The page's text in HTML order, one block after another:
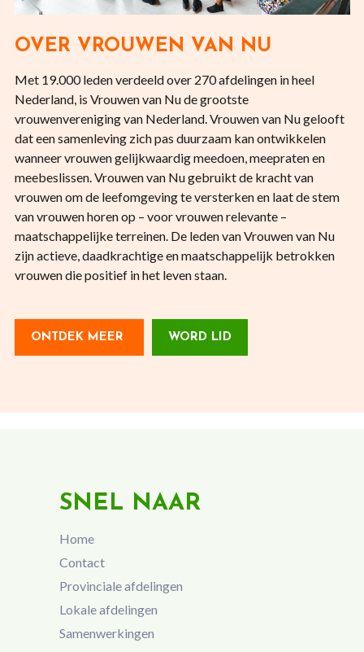
OVER VROUWEN VAN NU
Met 19.000 leden verdeeld over 270 afdelingen in heel
Nederland, is Vrouwen van Nu de grootste
vrouwenvereniging van Nederland. Vrouwen van Nu gelooft
dat een samenleving zich pas duurzaam kan ontwikkelen
wanneer vrouwen gelijkwaardig meedoen, meepraten en
meebeslissen. Vrouwen van Nu gebruikt de kracht van
vrouwen om de leefomgeving te versterken en laat de stem
van vrouwen horen op – voor vrouwen relevante –
maatschappelijke terreinen. De leden van Vrouwen van Nu
zijn actieve, daadkrachtige en maatschappelijk betrokken
vrouwen die positief in het leven staan.
ONTDEK MEER WORD LID
SNEL NAAR
Home
Contact
Provinciale afdelingen
Lokale afdelingen
Samenwerkingen